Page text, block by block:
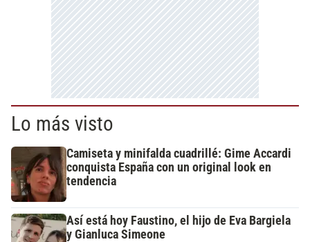
Lo más visto
Camiseta y minifalda cuadrillé: Gime Accardi
conquista España con un original look en
tendencia
Así está hoy Faustino, el hijo de Eva Bargiela
y Gianluca Simeone